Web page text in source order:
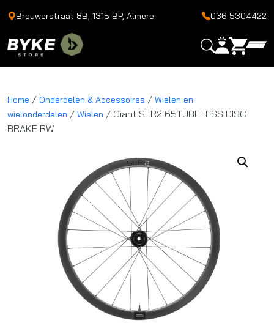
Brouwerstraat 8B, 1315 BP, Almere 036 5304422
Home / Onderdelen & Accessoires / Wielen en
wielonderdelen / Wielen / Giant SLR2 65TUBELESS DISC
BRAKE RW